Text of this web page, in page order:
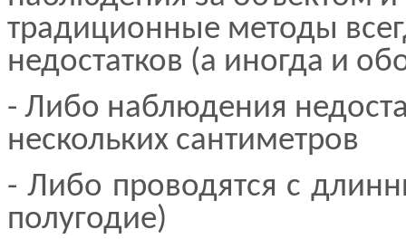
традиционные методы
недостатков (а иногда и
- Либо наблюдения
нескольких сантиметров
- Либо проводятся с
полугодие)